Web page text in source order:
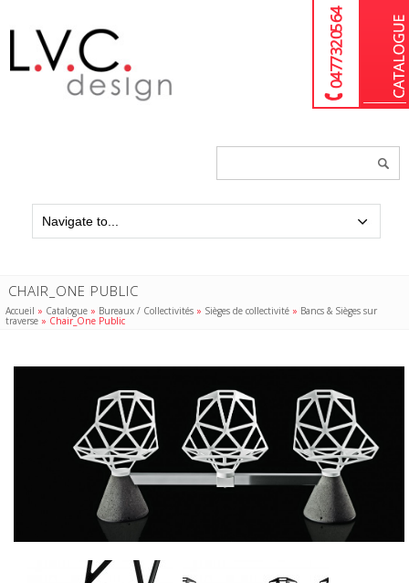
04 77 32 05 64
CHAIR_ONE PUBLIC
Accueil » Catalogue » Bureaux / Collectivités » Sièges de collectivité » Bancs & Sièges sur
traverse » Chair_One Public